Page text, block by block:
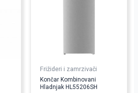
Frižideri i zamrzivači
Končar Kombinovani
Hladnjak HL55206SH